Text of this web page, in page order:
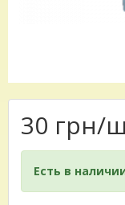
30 грн/
Есть в